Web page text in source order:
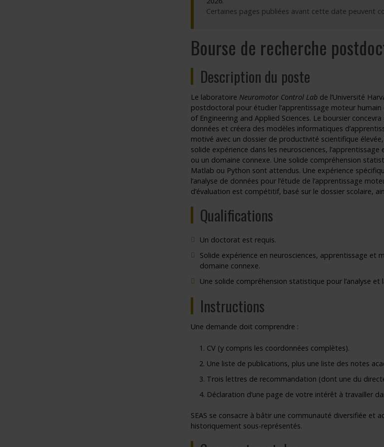
Programmes – Soutien à la recherche
Comment devenir membre
Faire un stage de recherche
Comment devenir membre
Publications en libre accès
Recherche en temps de
Rapports à consulter
Outils
Archives
Certaines pages publiées avant cette date peuvent
Bourse de recherche
Description du poste
Le laboratoire Neuromotor Control Labde l’Université
postdoctoral pour étudier l’apprentissage moteur
of Engineering and Applied Sciences. Le boursier
données et créera des modèles informatiques
motivé avec un dossier de productivité scientifique
solide expérience dans les neurosciences,
ou un domaine connexe. Une solide compréhension
Matlab ou Python sont attendus. Une expérience
l’analyse de données pour l’étude de l’apprentissage
d’évaluation est compétitif, basé sur le dossier scolaire,
Qualifications
Un doctorat est requis.
Solide expérience en neurosciences, apprentissage
domaine connexe.
Une solide compréhension statistique pour l’analyse
Instructions
Une demande doit comprendre :
CV (y compris les coordonnées complètes).
Une liste de publications, plus une liste des notes
Trois lettres de recommandation (dont une du
Déclaration d’une page de votre intérêt à travailler
SEAS se consacre à bâtir une communauté diversifiée
historiquement sous-représentés.